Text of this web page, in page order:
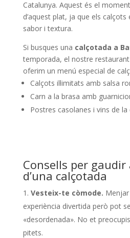
Catalunya. Aquest és el
d’aquest plat, ja que els
sabor i textura.
Si busques una calçotada a
temporada, el nostre
oferim un menú especial de
Calçots il·limitats amb salsa
Carn a la brasa amb
Postres casolanes i vins de la
Consells per
d’una calçotada
Vesteix-te còmode.
experiència divertida però pot
«desordenada». No et
pitets.